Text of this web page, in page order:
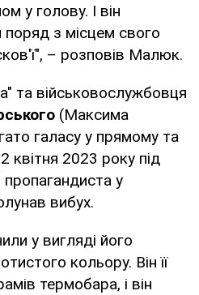
у голову. І він
з місцем свого
– розповів Малюк.
та військовослужбовця
(Максима
галасу у прямому та
квітня 2023 року під
пропагандиста у
вибух.
у вигляді його
кольору. Він її
термобара, і він